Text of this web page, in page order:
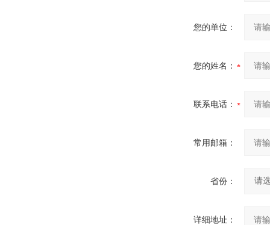
您的单位：
您的姓名：
联系电话：
常用邮箱：
省份：
详细地址：